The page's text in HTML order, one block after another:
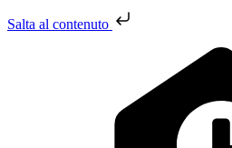
Salta al contenuto